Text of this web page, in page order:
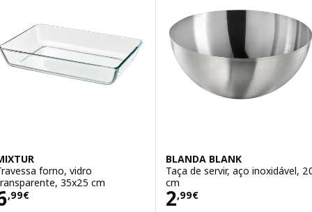
forno, vidro
35x25 cm
,99€ 6,99€
BLANDA BLANK
Taça de servir, aço inoxidável,
cm
2,99€
Preço 2,99€